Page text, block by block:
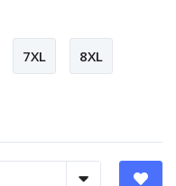
7XL 8XL